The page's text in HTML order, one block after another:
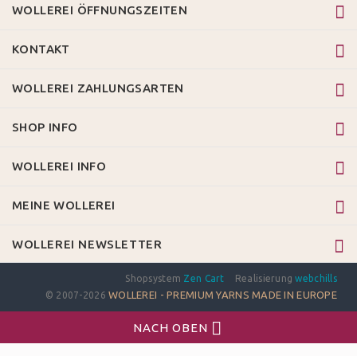
WOLLEREI ÖFFNUNGSZEITEN
KONTAKT
WOLLEREI ZAHLUNGSARTEN
SHOP INFO
WOLLEREI INFO
MEINE WOLLEREI
WOLLEREI NEWSLETTER
Shopsystem Zen Cart Realisierungwebchills
© 2007-2026WOLLEREI - PREMIUM YARNS MADE IN EUROPE
NACH OBEN